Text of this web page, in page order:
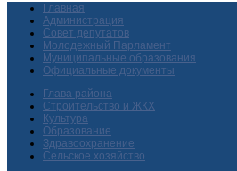
Главная
Администрация
Совет депутатов
Молодежный Парламент
Муниципальные образования
Официальные документы
Глава района
Строительство и ЖКХ
Культура
Образование
Здравоохранение
Сельское хозяйство